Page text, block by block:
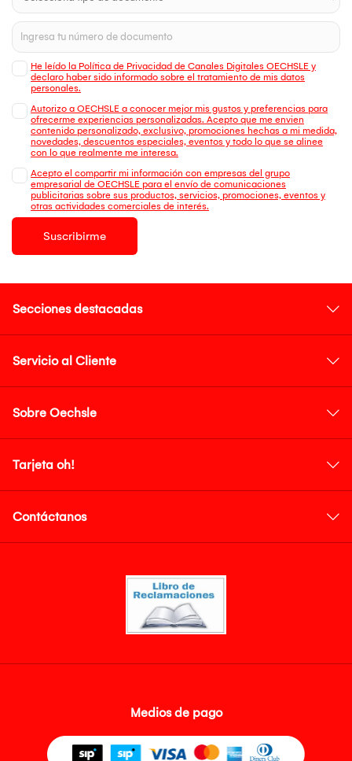
He leído la Política de Privacidad de Canales Digitales OECHSLE y
declaro haber sido informado sobre el tratamiento de mis datos
personales.
Autorizo a OECHSLE a conocer mejor mis gustos y preferencias para
ofrecerme experiencias personalizadas. Acepto que me envien
contenido personalizado, exclusivo, promociones hechas a mi medida,
novedades, descuentos especiales, eventos y todo lo que se alinee
con lo que realmente me interesa.
Acepto el compartir mi información con empresas del grupo
empresarial de OECHSLE para el envío de comunicaciones
publicitarias sobre sus productos, servicios, promociones, eventos y
otras actividades comerciales de interés.
Suscribirme
Secciones destacadas
Servicio al Cliente
Sobre Oechsle
Tarjeta oh!
Contáctanos
Medios de pago